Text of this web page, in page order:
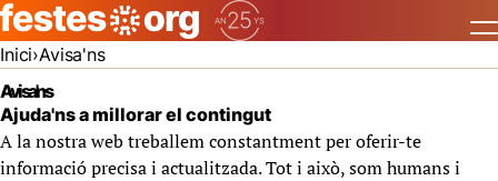
Inici Avisa'ns
Avisa'ns
Ajuda'ns a millorar el contingut
A la nostra web treballem constantment per oferir-te
informació precisa i actualitzada. Tot i això, som humans i